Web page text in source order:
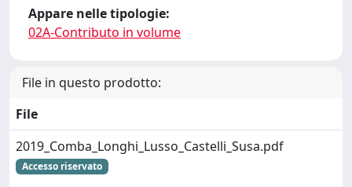
Appare nelle tipologie:
02A-Contributo in volume
File in questo prodotto:
File
2019_Comba_Longhi_Lusso_Castelli_Susa.pdf
Accesso riservato